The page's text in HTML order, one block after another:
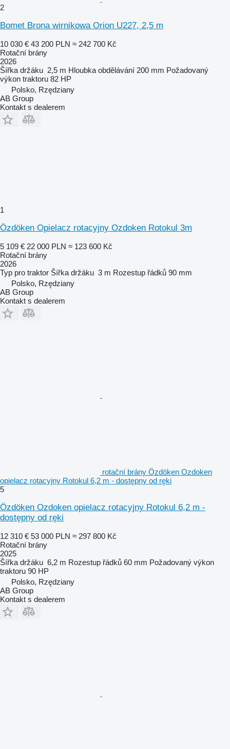
2
Bomet Brona wirnikowa Orion U227, 2,5 m
10 030 € 43 200 PLN ≈ 242 700 Kč
Rotační brány
2026
Šířka držáku 2,5 m Hloubka obdělávání 200 mm Požadovaný
výkon traktoru 82 HP
Polsko, Rzędziany
AB Group
Kontakt s dealerem
1
Özdöken Opielacz rotacyjny Ozdoken Rotokul 3m
5 109 € 22 000 PLN ≈ 123 600 Kč
Rotační brány
2026
Typ pro traktor Šířka držáku 3 m Rozestup řádků 90 mm
Polsko, Rzędziany
AB Group
Kontakt s dealerem
rotační brány Özdöken Ozdoken
opielacz rotacyjny Rotokul 6,2 m - dostępny od ręki
5
Özdöken Ozdoken opielacz rotacyjny Rotokul 6,2 m -
dostępny od ręki
12 310 € 53 000 PLN ≈ 297 800 Kč
Rotační brány
2025
Šířka držáku 6,2 m Rozestup řádků 60 mm Požadovaný výkon
traktoru 90 HP
Polsko, Rzędziany
AB Group
Kontakt s dealerem